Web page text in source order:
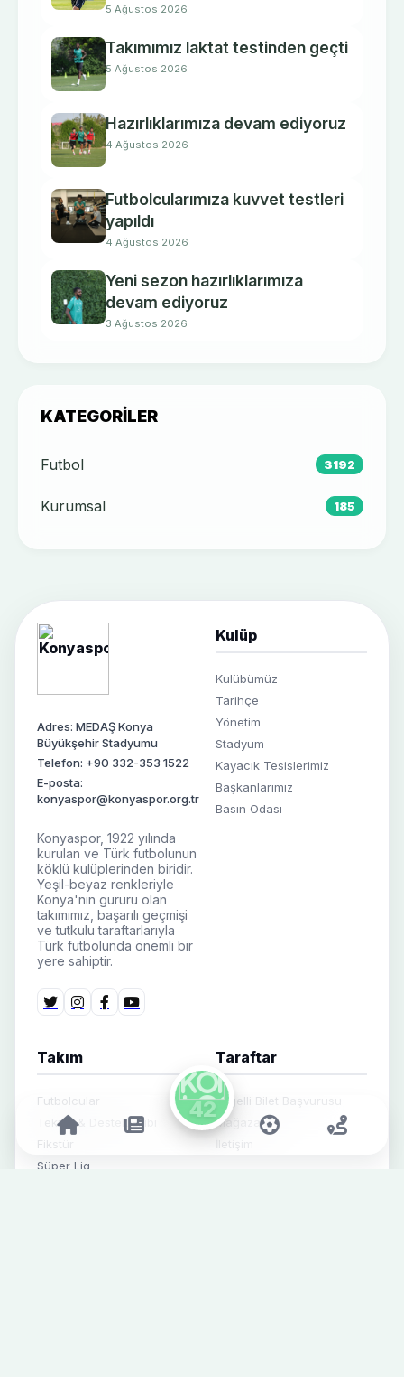
5 Ağustos 2026
Takımımız laktat testinden geçti
5 Ağustos 2026
Hazırlıklarımıza devam ediyoruz
4 Ağustos 2026
Futbolcularımıza kuvvet testleri
yapıldı
4 Ağustos 2026
Yeni sezon hazırlıklarımıza
devam ediyoruz
3 Ağustos 2026
KATEGORILER
Futbol 3192
Kurumsal 185
Adres: MEDAŞ Konya
Büyükşehir Stadyumu
Telefon: +90 332-353 1522
E-posta:
konyaspor@konyaspor.org.tr
Konyaspor, 1922 yılında
kurulan ve Türk futbolunun
köklü kulüplerinden biridir.
Yeşil-beyaz renkleriyle
Konya'nın gururu olan
takımımız, başarılı geçmişi
ve tutkulu taraftarlarıyla
Türk futbolunda önemli bir
yere sahiptir.
Kulüp
Kulübümüz
Tarihçe
Yönetim
Stadyum
Kayacık Tesislerimiz
Başkanlarımız
Basın Odası
Takım
Futbolcular
Teknik & Destek Ekibi
Fikstür
Süper Lig
Taraftar
Engelli Bilet Başvurusu
Mağaza